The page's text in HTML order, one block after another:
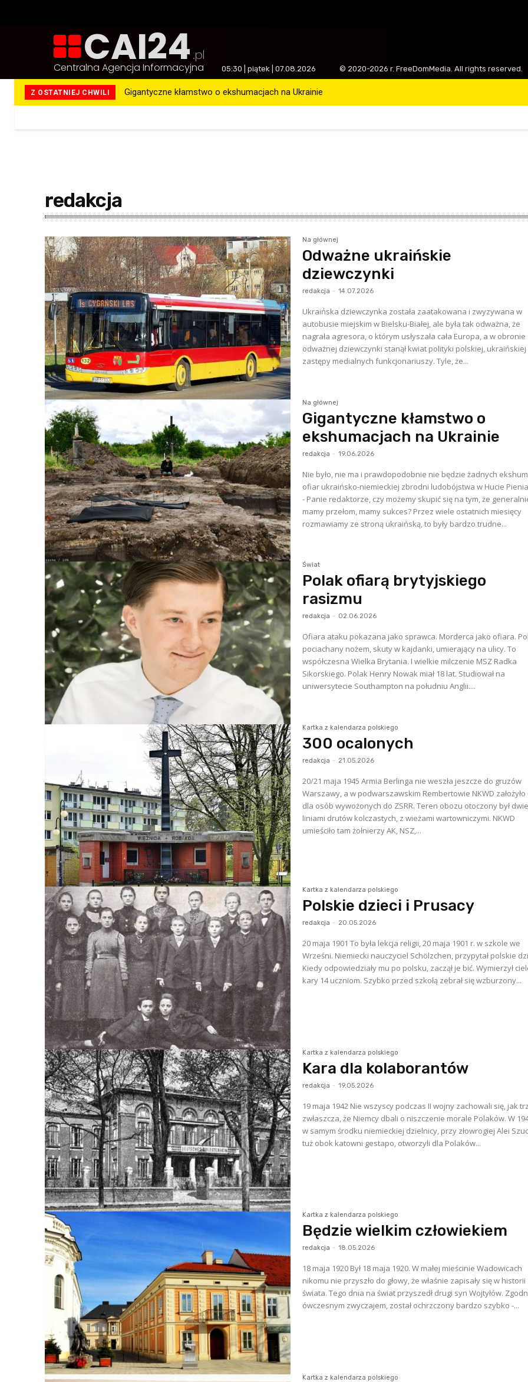
CAI24 .pl
Centralna Agencja Informacyjna 05:30 | piątek | 07.08.2026 © 2020-2026 r. FreeDomMedia. All rights reserved.
Z OSTATNIEJ CHWILI Gigantyczne kłamstwo o ekshumacjach na Ukrainie
Polak ofiarą brytyjskiego rasizmu
redakcja
Na głównej
Odważne ukraińskie
dziewczynki
redakcja - 14.07.2026
Ukraińska dziewczynka została zaatakowana i zwyzywana w
autobusie miejskim w Bielsku-Białej, ale była tak odważna, że
nagrała agresora, o którym usłyszała cała Europa, a w obronie
odważnej dziewczynki stanął kwiat polityki polskiej, ukraińskiej
zastępy medialnych funkcjonariuszy. Tyle, że...
Na głównej
Gigantyczne kłamstwo o
ekshumacjach na Ukrainie
redakcja - 19.06.2026
Nie było, nie ma i prawdopodobnie nie będzie żadnych
ofiar ukraińsko-niemieckiej zbrodni ludobójstwa w Hucie
- Panie redaktorze, czy możemy skupić się na tym, że
mamy przełom, mamy sukces? Przez wiele ostatnich miesięcy
rozmawiamy ze stroną ukraińską, to były bardzo trudne...
Świat
Polak ofiarą brytyjskiego
rasizmu
redakcja - 02.06.2026
Ofiara ataku pokazana jako sprawca. Morderca jako ofiara.
pociachany nożem, skuty w kajdanki, umierający na ulicy. To
współczesna Wielka Brytania. I wielkie milczenie MSZ Radka
Sikorskiego. Polak Henry Nowak miał 18 lat. Studiował na
uniwersytecie Southampton na południu Anglii....
Kartka z kalendarza polskiego
300 ocalonych
redakcja - 21.05.2026
20/21 maja 1945 Armia Berlinga nie weszła jeszcze do gruzów
Warszawy, a w podwarszawskim Rembertowie NKWD
dla osób wywożonych do ZSRR. Teren obozu otoczony był
liniami drutów kolczastych, z wieżami wartowniczymi. NKWD
umieściło tam żołnierzy AK, NSZ,...
Kartka z kalendarza polskiego
Polskie dzieci i Prusacy
redakcja - 20.05.2026
20 maja 1901 To była lekcja religii, 20 maja 1901 r. w szkole we
Wrześni. Niemiecki nauczyciel Schölzchen, przypytał polskie
Kiedy odpowiedziały mu po polsku, zaczął je bić. Wymierzył
kary 14 uczniom. Szybko przed szkołą zebrał się wzburzony...
Kartka z kalendarza polskiego
Kara dla kolaborantów
redakcja - 19.05.2026
19 maja 1942 Nie wszyscy podczas II wojny zachowali się, jak trzeba,
zwłaszcza, że Niemcy dbali o niszczenie morale Polaków. W
w samym środku niemieckiej dzielnicy, przy złowrogiej Alei
tuż obok katowni gestapo, otworzyli dla Polaków...
Kartka z kalendarza polskiego
Będzie wielkim człowiekiem
redakcja - 18.05.2026
18 maja 1920 Był 18 maja 1920. W małej mieścinie Wadowicach
nikomu nie przyszło do głowy, że właśnie zapisały się w historii
świata. Tego dnia na świat przyszedł drugi syn Wojtyłów.
ówczesnym zwyczajem, został ochrzczony bardzo szybko -...
Kartka z kalendarza polskiego